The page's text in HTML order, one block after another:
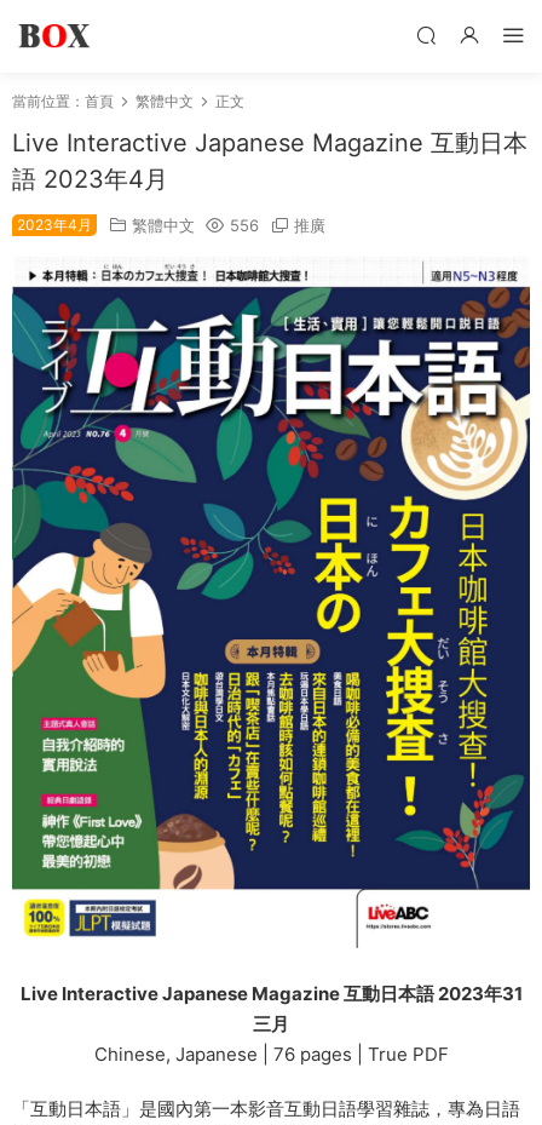
當前位置： 首頁 繁體中文 正文
Live Interactive Japanese Magazine 互動日本
語 2023年4月
2023年4月 繁體中文 556 推廣
Live Interactive Japanese Magazine 互動日本語 2023年31
三月
Chinese, Japanese | 76 pages | True PDF
「互動日本語」是國內第一本影音互動日語學習雜誌，專為日語